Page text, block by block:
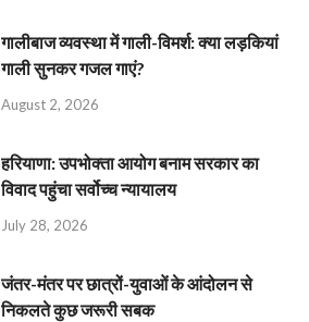
गालीबाज व्‍यवस्‍था में गाली-विमर्श: क्या लड़कियां
गाली सुनकर गजल गाएं?
August 2, 2026
हरियाणा: उपभोक्ता आयोग बनाम सरकार का
विवाद पहुंचा सर्वोच्च न्यायालय
July 28, 2026
जंतर-मंतर पर छात्रों-युवाओं के आंदोलन से
निकलते कुछ जरूरी सबक